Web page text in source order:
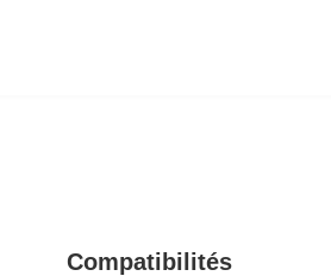
Compatibilités